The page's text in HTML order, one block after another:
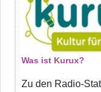
Was ist Kurux?
Zu den Radio-